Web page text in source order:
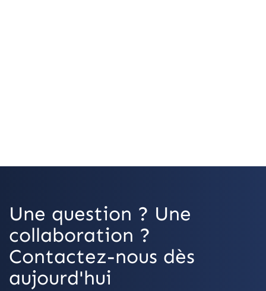
Une question ? Une
collaboration ?
Contactez-nous dès
aujourd'hui